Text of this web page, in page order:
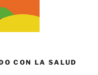
CON LA SALUD